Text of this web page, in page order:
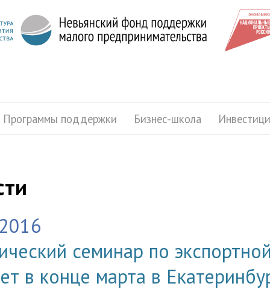
Программы поддержки Бизнес-школа
семинар по
в конце марта в